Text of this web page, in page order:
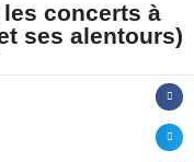
les concerts à
ses alentours)